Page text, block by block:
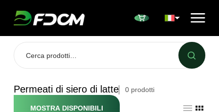
Permeati di siero di latte 0 prodotti
MOSTRA DISPONIBILI